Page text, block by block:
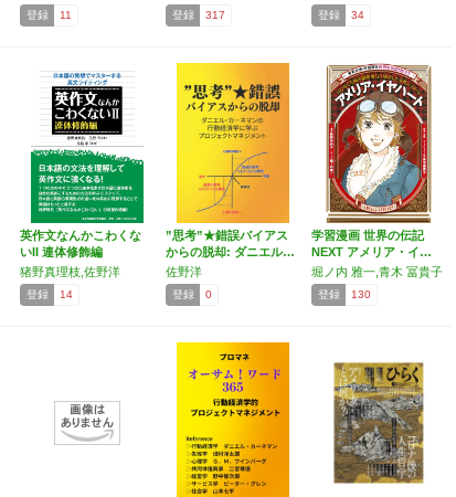
登録 11 登録 317 登録 34
英作文なんかこわくな
いII 連体修飾編
猪野真理枝,佐野洋
登録 14
”思考”★錯誤バイアス
からの脱却: ダニエル…
佐野洋
登録 0
学習漫画 世界の伝記
NEXT アメリア・イ…
堀ノ内 雅一,青木 冨貴子
登録 130